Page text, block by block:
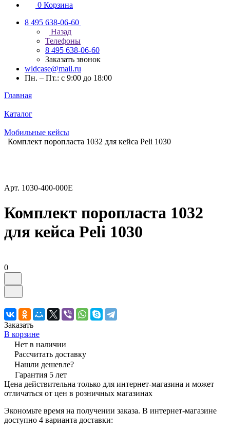
0 Корзина
8 495 638-06-60
Назад
Телефоны
8 495 638-06-60
Заказать звонок
wldcase@mail.ru
Пн. – Пт.: с 9:00 до 18:00
Главная
Каталог
Мобильные кейсы
Комплект поропласта 1032 для кейса Peli 1030
Арт. 1030-400-000E
Комплект поропласта 1032
для кейса Peli 1030
0
Заказать
В корзине
Нет в наличии
Рассчитать доставку
Нашли дешевле?
Гарантия 5 лет
Цена действительна только для интернет-магазина и может
отличаться от цен в розничных магазинах
Экономьте время на получении заказа. В интернет-магазине
доступно 4 варианта доставки: